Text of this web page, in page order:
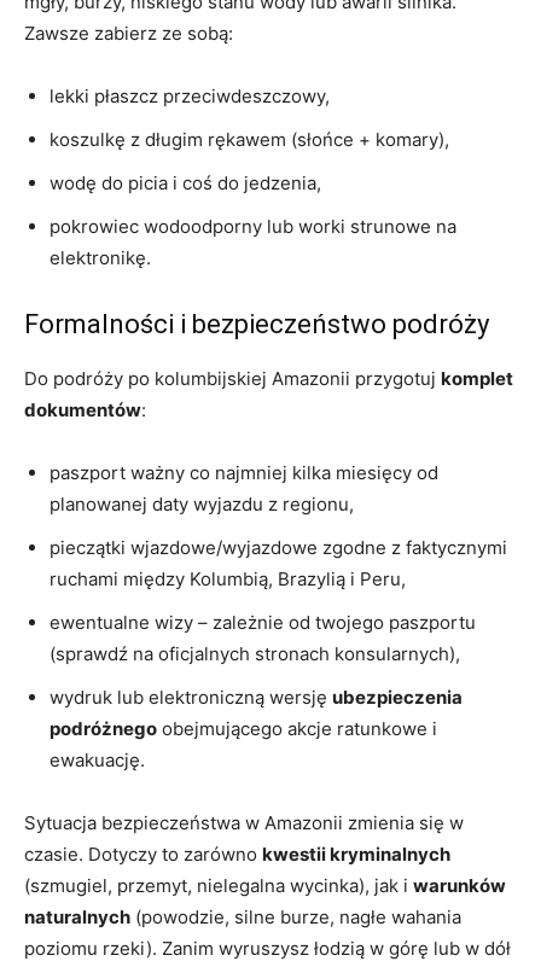
Zawsze zabierz ze sobą:
lekki płaszcz przeciwdeszczowy,
koszulkę z długim rękawem (słońce + komary),
wodę do picia i coś do jedzenia,
pokrowiec wodoodporny lub worki strunowe na
elektronikę.
Formalności i bezpieczeństwo podróży
Do podróży po kolumbijskiej Amazonii przygotuj komplet
dokumentów:
paszport ważny co najmniej kilka miesięcy od
planowanej daty wyjazdu z regionu,
pieczątki wjazdowe/wyjazdowe zgodne z faktycznymi
ruchami między Kolumbią, Brazylią i Peru,
ewentualne wizy – zależnie od twojego paszportu
(sprawdź na oficjalnych stronach konsularnych),
wydruk lub elektroniczną wersję ubezpieczenia
podróżnego obejmującego akcje ratunkowe i
ewakuację.
Sytuacja bezpieczeństwa w Amazonii zmienia się w
czasie. Dotyczy to zarówno kwestii kryminalnych
(szmugiel, przemyt, nielegalna wycinka), jak i warunków
naturalnych (powodzie, silne burze, nagłe wahania
poziomu rzeki). Zanim wyruszysz łodzią w górę lub w dół